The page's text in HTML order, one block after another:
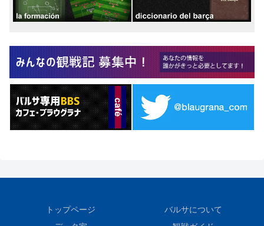
トップページ
バルサについて